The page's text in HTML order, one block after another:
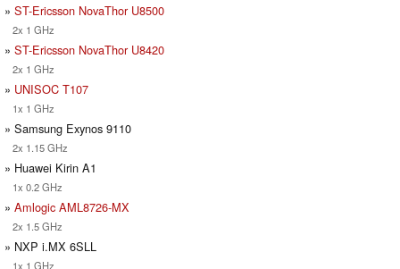
» ST-Ericsson NovaThor U8500
2x 1 GHz
» ST-Ericsson NovaThor U8420
2x 1 GHz
» UNISOC T107
1x 1 GHz
» Samsung Exynos 9110
2x 1.15 GHz
» Huawei Kirin A1
1x 0.2 GHz
» Amlogic AML8726-MX
2x 1.5 GHz
» NXP i.MX 6SLL
1x 1 GHz